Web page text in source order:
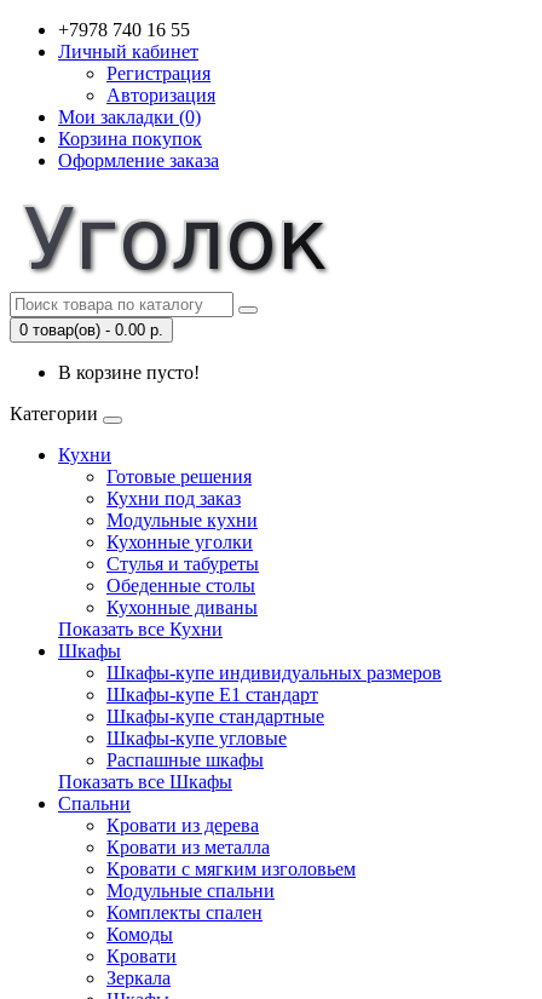
+7978 740 16 55
Личный кабинет
Регистрация
Авторизация
Мои закладки (0)
Корзина покупок
Оформление заказа
0 товар(ов) - 0.00 р.
В корзине пусто!
Категории
Кухни
Готовые решения
Кухни под заказ
Модульные кухни
Кухонные уголки
Стулья и табуреты
Обеденные столы
Кухонные диваны
Показать все Кухни
Шкафы
Шкафы-купе индивидуальных размеров
Шкафы-купе Е1 стандарт
Шкафы-купе стандартные
Шкафы-купе угловые
Распашные шкафы
Показать все Шкафы
Спальни
Кровати из дерева
Кровати из металла
Кровати с мягким изголовьем
Модульные спальни
Комплекты спален
Комоды
Кровати
Зеркала